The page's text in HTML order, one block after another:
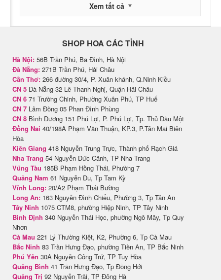
Xem tất cả
SHOP HOA CÁC TỈNH
Hà Nội: 56B Trần Phú, Ba Đình, Hà Nội
Đà Nẵng: 271B Trần Phú, Hải Châu
Cần Thơ: 266 đường 30/4, P. Xuân khánh, Q.Ninh Kiều
CN 5 Đà Nẵng 32 Lê Thanh Nghị, Quận Hải Châu
CN 6 71 Trường Chinh, Phường Xuân Phú, TP Huế
CN 7 Lâm Đồng 05 Phan Đình Phùng
CN 8 Bình Dương 151 Phú Lợi, P. Phú Lợi, Tp. Thủ Dầu Một
Đồng Nai 40/198A Phạm Văn Thuận, KP.3, P.Tân Mai Biên
Hòa
Kiên Giang 418 Nguyễn Trung Trực, Thành phố Rạch Giá
Nha Trang 54 Nguyễn Đức Cảnh, TP Nha Trang
Vũng Tàu 185B Phạm Hồng Thái, Phường 7
Quảng Nam 61 Nguyễn Du, Tp Tam Kỳ
Vĩnh Long: 20/A2 Phạm Thái Bường
Long An: 163 Nguyễn Đình Chiểu, Phường 3, Tp Tân An
Tây Ninh 1075 CTM8, phường Hiệp Ninh, TP Tây Ninh
Bình Định 340 Nguyễn Thái Học, phường Ngô Mây, Tp Quy
Nhơn
Cà Mau 221 Lý Thường Kiệt, K2, Phường 6, Tp Cà Mau
Bắc Ninh 83 Trần Hưng Đạo, phường Tiền An, TP Bắc Ninh
Phú Yên 30A Nguyễn Công Trứ, TP Tuy Hòa
Quảng Bình 41 Trần Hưng Đạo, Tp Đồng Hới
Quảng Trị 92 Nguyễn Trãi, TP Đông Hà